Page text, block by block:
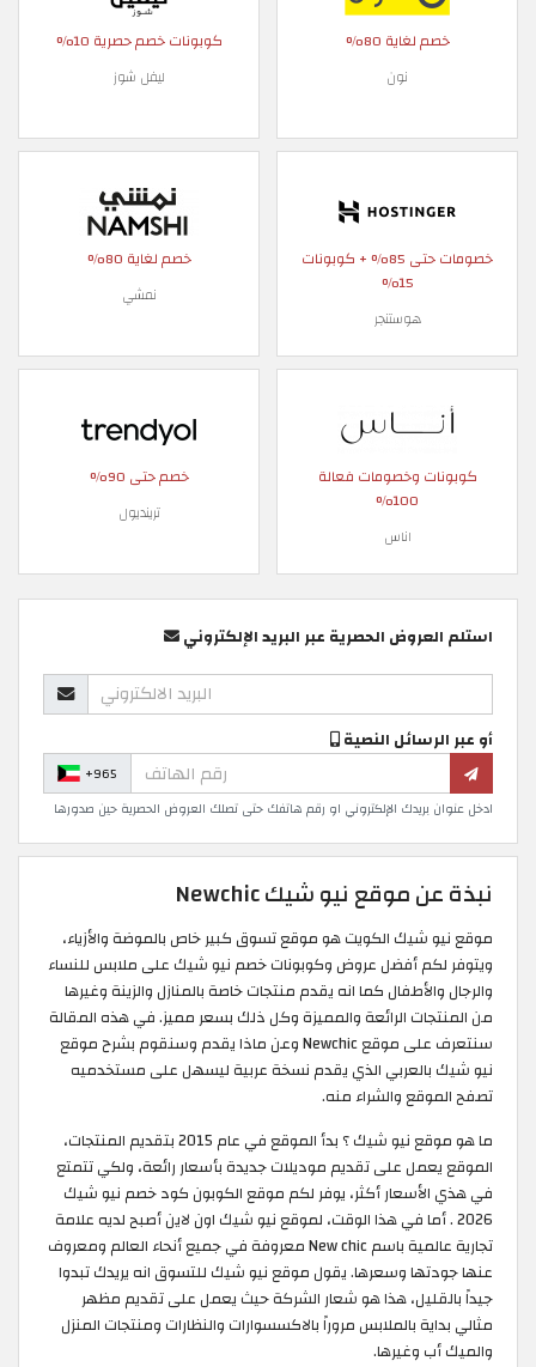
خصم لغاية 80%
نون
كوبونات خصم حصرية 10%
ليفل شوز
خصومات حتى 85% + كوبونات
15%
هوستنجر
خصم لغاية 80%
نمشي
كوبونات وخصومات فعالة
100%
اناس
خصم حتى 90%
ترينديول
استلم العروض الحصرية عبر البريد الإلكتروني
أو عبر الرسائل النصية
+965
ادخل عنوان بريدك الإلكتروني او رقم هاتفك حتى تصلك العروض الحصرية حين صدورها
نبذة عن موقع نيو شيك Newchic
موقع نيو شيك الكويت هو موقع تسوق كبير خاص بالموضة والأزياء،
ويتوفر لكم أفضل عروض وكوبونات خصم نيو شيك على ملابس للنساء
والرجال والأطفال كما انه يقدم منتجات خاصة بالمنازل والزينة وغيرها
من المنتجات الرائعة والمميزة وكل ذلك بسعر مميز. في هذه المقالة
سنتعرف على موقع Newchic وعن ماذا يقدم وسنقوم بشرح موقع
نيو شيك بالعربي الذي يقدم نسخة عربية ليسهل على مستخدميه
تصفح الموقع والشراء منه.
ما هو موقع نيو شيك ؟ بدأ الموقع في عام 2015 بتقديم المنتجات،
الموقع يعمل على تقديم موديلات جديدة بأسعار رائعة، ولكي تتمتع
في هذي الأسعار أكثر، يوفر لكم موقع الكوبون كود خصم نيو شيك
2026 . أما في هذا الوقت، لموقع نيو شيك اون لاين أصبح لديه علامة
تجارية عالمية باسم New chic معروفة في جميع أنحاء العالم ومعروف
عنها جودتها وسعرها. يقول موقع نيو شيك للتسوق انه يريدك تبدوا
جيداً بالقليل، هذا هو شعار الشركة حيث يعمل على تقديم مظهر
مثالي بداية بالملابس مروراً بالاكسسوارات والنظارات ومنتجات المنزل
والميك أب وغيرها.